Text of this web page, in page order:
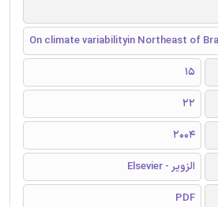
On climate variabilityin Northeast of
15
22
2004
الزویر - Elsevier
PDF